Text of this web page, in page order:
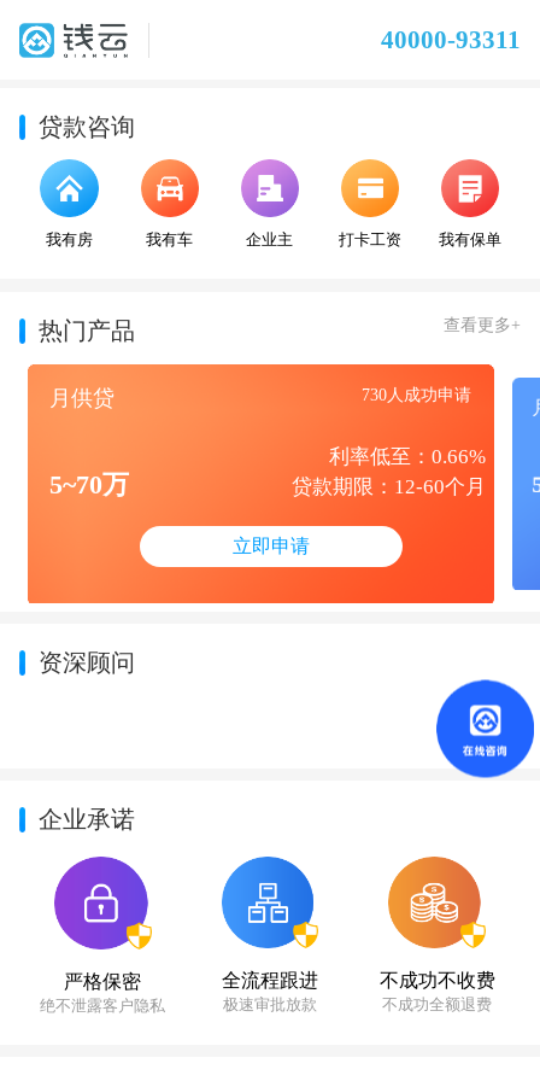
40000-93311
贷款咨询
我有房 我有车 企业主 打卡工资 我有保单
热门产品 查看更多+
月供贷 730人成功申请
5~70万
利率低至：0.66%
贷款期限：12-60个月
立即申请
资深顾问
企业承诺
严格保密
绝不泄露客户隐私
全流程跟进
极速审批放款
不成功不收费
不成功全额退费